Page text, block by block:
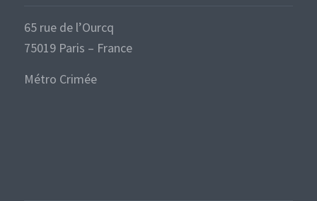
65 rue de l’Ourcq
75019 Paris – France
Métro Crimée